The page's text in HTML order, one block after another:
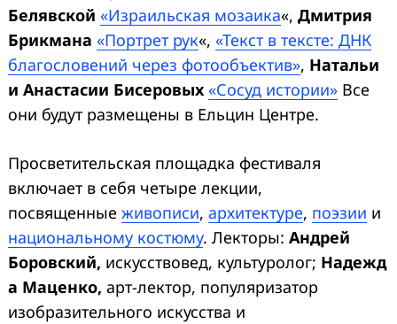
Белявской «Израильская мозаика«, Дмитрия
Брикмана «Портрет рук«, «Текст в тексте: ДНК
благословений через фотообъектив», Натальи
и Анастасии Бисеровых «Сосуд истории» Все
они будут размещены в Ельцин Центре.
Просветительская площадка фестиваля
включает в себя четыре лекции,
посвященные живописи, архитектуре, поэзии и
национальному костюму. Лекторы: Андрей
Боровский, искусствовед, культуролог; Надежд
а Маценко, арт-лектор, популяризатор
изобразительного искусства и